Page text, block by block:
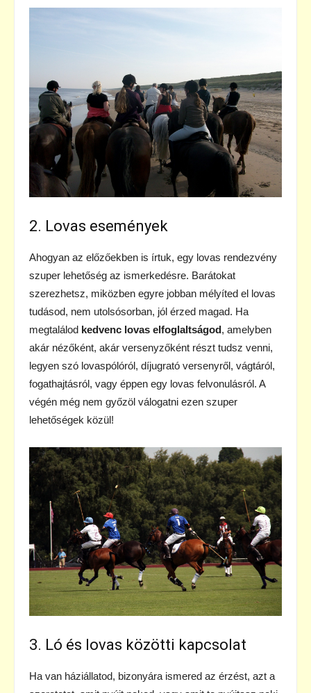
2. Lovas események
Ahogyan az előzőekben is írtuk, egy lovas rendezvény
szuper lehetőség az ismerkedésre. Barátokat
szerezhetsz, miközben egyre jobban mélyíted el lovas
tudásod, nem utolsósorban, jól érzed magad. Ha
megtalálod kedvenc lovas elfoglaltságod, amelyben
akár nézőként, akár versenyzőként részt tudsz venni,
legyen szó lovaspólóról, díjugrató versenyről, vágtáról,
fogathajtásról, vagy éppen egy lovas felvonulásról. A
végén még nem győzöl válogatni ezen szuper
lehetőségek közül!
3. Ló és lovas közötti kapcsolat
Ha van háziállatod, bizonyára ismered az érzést, azt a